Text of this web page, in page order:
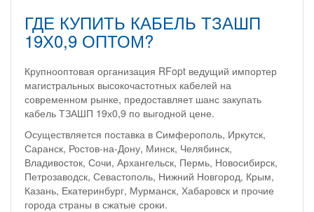
ГДЕ КУПИТЬ КАБЕЛЬ ТЗАШП
19Х0,9 ОПТОМ?
Крупнооптовая организация RFopt ведущий импортер
магистральных высокочастотных кабелей на
современном рынке, предоставляет шанс закупать
кабель ТЗАШП 19х0,9 по выгодной цене.
Осуществляется поставка в Симферополь, Иркутск,
Саранск, Ростов-на-Дону, Минск, Челябинск,
Владивосток, Сочи, Архангельск, Пермь, Новосибирск,
Петрозаводск, Севастополь, Нижний Новгород, Крым,
Казань, Екатеринбург, Мурманск, Хабаровск и прочие
города страны в сжатые сроки.